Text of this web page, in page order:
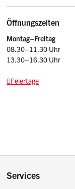
Öffnungszeiten
Montag–Freitag
08.30–11.30 Uhr
13.30–16.30 Uhr
Feiertage
Footer
Services